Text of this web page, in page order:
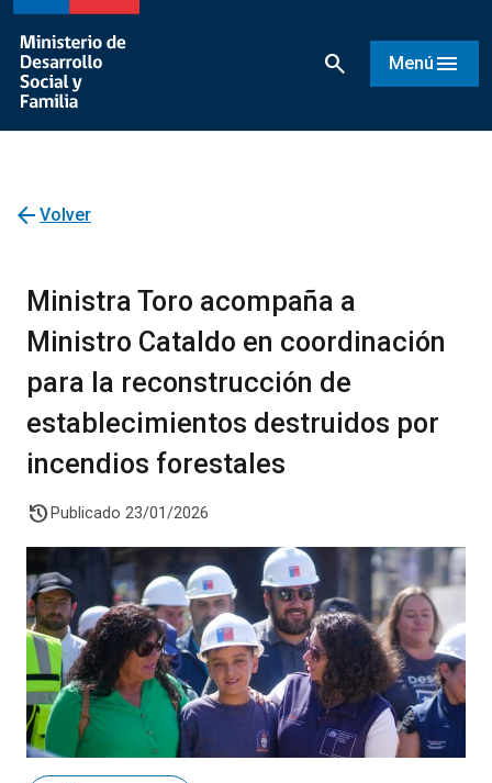
search Menú menu
arrow_back Volver
Ministra Toro acompaña a
Ministro Cataldo en coordinación
para la reconstrucción de
establecimientos destruidos por
incendios forestales
history Publicado 23/01/2026